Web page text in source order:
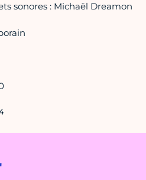
sonores : Michaël Dreamon